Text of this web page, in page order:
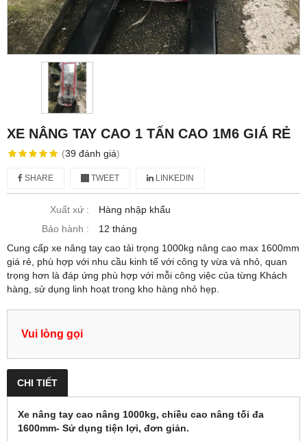
XE NÂNG TAY CAO 1 TẤN CAO 1M6 GIÁ RẺ
(39 đánh giá)
SHARE TWEET LINKEDIN
Xuất xứ :
Hàng nhập khẩu
Bảo hành :
12 tháng
Cung cấp xe nâng tay cao tải trọng 1000kg nâng cao max 1600mm
giá rẻ, phù hợp với nhu cầu kinh tế với công ty vừa và nhỏ, quan
trọng hơn là đáp ứng phù hợp với mỗi công việc của từng Khách
hàng, sử dụng linh hoạt trong kho hàng nhỏ hẹp.
Vui lòng gọi
CHI TIẾT
Xe nâng tay cao nâng 1000kg, chiều cao nâng tối đa
1600mm- Sử dụng tiện lợi, đơn giản.